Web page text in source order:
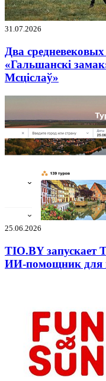
31.07.2026
Два
«Гальшанскі
Мсціслаў»
25.06.2026
TIO.BY запускает
ИИ-помощник для